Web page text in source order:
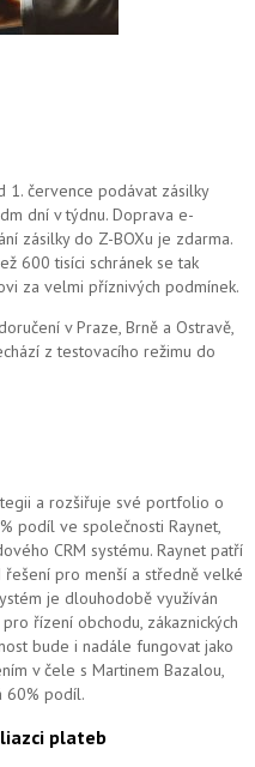
1. července podávat zásilky
dní v týdnu. Doprava e-
zásilky do Z-BOXu je zdarma.
600 tisíci schránek se tak
za velmi příznivých podmínek.
v Praze, Brně a Ostravě,
z testovacího režimu do
a rozšiřuje své portfolio o
podíl ve společnosti Raynet,
CRM systému. Raynet patří
pro menší a středně velké
je dlouhodobě využíván
řízení obchodu, zákaznických
bude i nadále fungovat jako
v čele s Martinem Bazalou,
60% podíl.
plateb